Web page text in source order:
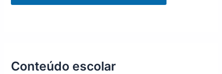
l
Conteúdo escolar